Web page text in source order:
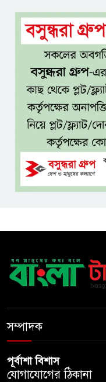
সম্পাদক
পূর্বাশা বিশাস
যোগাযোগের ঠিকানা